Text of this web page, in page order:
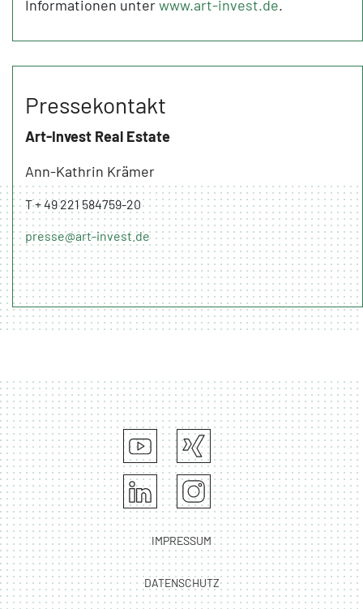
Informationen unterwww.art-invest.de.
Pressekontakt
Art-Invest Real Estate
Ann-Kathrin Krämer
T + 49 221 584759-20
presse@art-invest.de
IMPRESSUM
DATENSCHUTZ